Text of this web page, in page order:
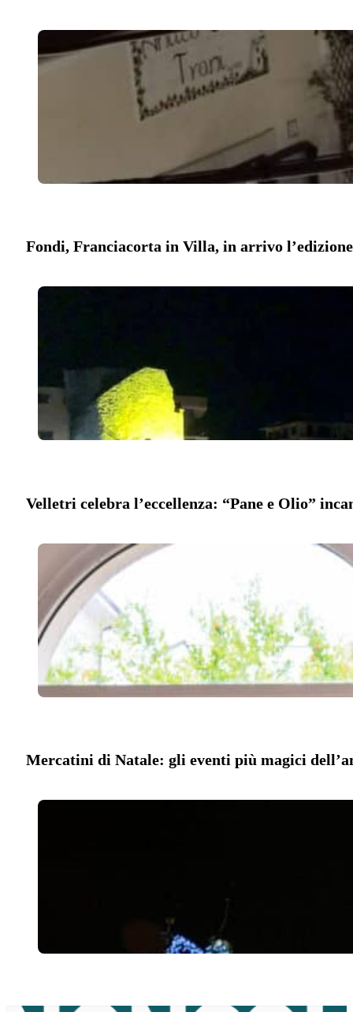
Fondi, Franciacorta in Villa, in arrivo l’edizione
Velletri celebra l’eccellenza: “Pane e Olio”
Mercatini di Natale: gli eventi più magici